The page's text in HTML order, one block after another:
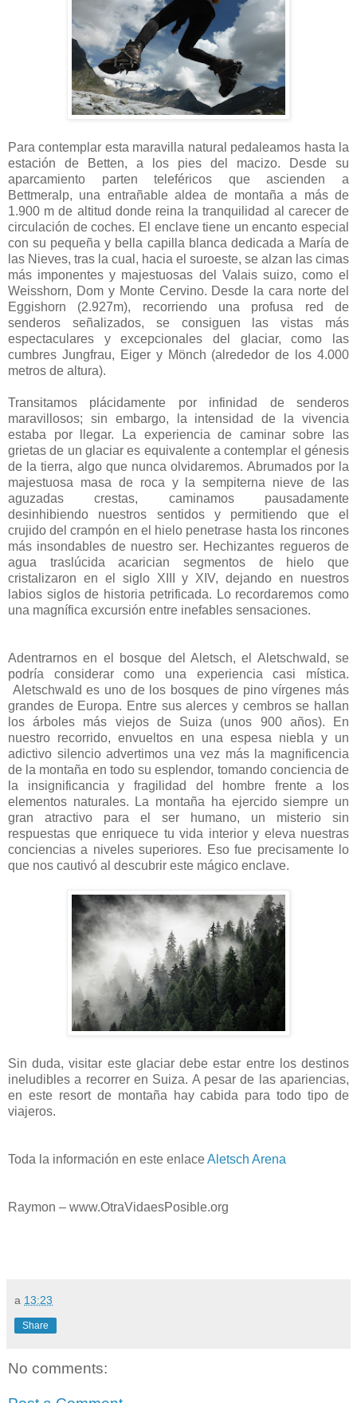
Para contemplar esta maravilla natural pedaleamos hasta la
estación de Betten, a los pies del macizo. Desde su
aparcamiento parten teleféricos que ascienden a
Bettmeralp, una entrañable aldea de montaña a más de
1.900 m de altitud donde reina la tranquilidad al carecer de
circulación de coches. El enclave tiene un encanto especial
con su pequeña y bella capilla blanca dedicada a María de
las Nieves, tras la cual, hacia el suroeste, se alzan las cimas
más imponentes y majestuosas del Valais suizo, como el
Weisshorn, Dom y Monte Cervino. Desde la cara norte del
Eggishorn (2.927m), recorriendo una profusa red de
senderos señalizados, se consiguen las vistas más
espectaculares y excepcionales del glaciar, como las
cumbres Jungfrau, Eiger y Mönch (alrededor de los 4.000
metros de altura).
Transitamos plácidamente por infinidad de senderos
maravillosos; sin embargo, la intensidad de la vivencia
estaba por llegar. La experiencia de caminar sobre las
grietas de un glaciar es equivalente a contemplar el génesis
de la tierra, algo que nunca olvidaremos. Abrumados por la
majestuosa masa de roca y la sempiterna nieve de las
aguzadas crestas, caminamos pausadamente
desinhibiendo nuestros sentidos y permitiendo que el
crujido del crampón en el hielo penetrase hasta los rincones
más insondables de nuestro ser. Hechizantes regueros de
agua traslúcida acarician segmentos de hielo que
cristalizaron en el siglo XIII y XIV, dejando en nuestros
labios siglos de historia petrificada. Lo recordaremos como
una magnífica excursión entre inefables sensaciones.
Adentrarnos en el bosque del Aletsch, el Aletschwald, se
podría considerar como una experiencia casi mística.
Aletschwald es uno de los bosques de pino vírgenes más
grandes de Europa. Entre sus alerces y cembros se hallan
los árboles más viejos de Suiza (unos 900 años). En
nuestro recorrido, envueltos en una espesa niebla y un
adictivo silencio advertimos una vez más la magnificencia
de la montaña en todo su esplendor, tomando conciencia de
la insignificancia y fragilidad del hombre frente a los
elementos naturales. La montaña ha ejercido siempre un
gran atractivo para el ser humano, un misterio sin
respuestas que enriquece tu vida interior y eleva nuestras
conciencias a niveles superiores. Eso fue precisamente lo
que nos cautivó al descubrir este mágico enclave.
Sin duda, visitar este glaciar debe estar entre los destinos
ineludibles a recorrer en Suiza. A pesar de las apariencias,
en este resort de montaña hay cabida para todo tipo de
viajeros.
Toda la información en este enlaceAletsch Arena
Raymon – www.OtraVidaesPosible.org
a 13:23
Share
No comments: